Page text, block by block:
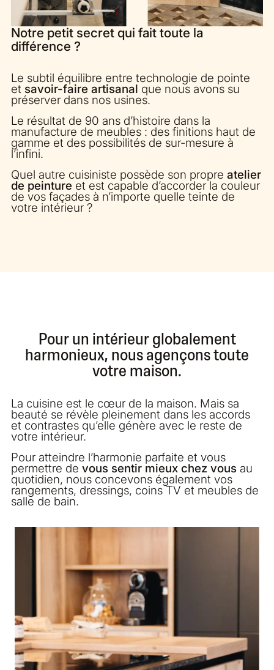
Notre petit secret qui fait toute la
différence ?
Le subtil équilibre entre technologie de pointe
et savoir-faire artisanal que nous avons su
préserver dans nos usines.
Le résultat de 90 ans d’histoire dans la
manufacture de meubles : des finitions haut de
gamme et des possibilités de sur-mesure à
l’infini.
Quel autre cuisiniste possède son propre atelier
de peinture et est capable d’accorder la couleur
de vos façades à n’importe quelle teinte de
votre intérieur ?
Pour un intérieur globalement
harmonieux, nous agençons toute
votre maison.
La cuisine est le cœur de la maison. Mais sa
beauté se révèle pleinement dans les accords
et contrastes qu’elle génère avec le reste de
votre intérieur.
Pour atteindre l’harmonie parfaite et vous
permettre de vous sentir mieux chez vous au
quotidien, nous concevons également vos
rangements, dressings, coins TV et meubles de
salle de bain.